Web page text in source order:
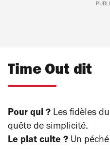
Time Out dit
Pour qui ? Les fidèles
quête de simplicité.
Le plat culte ? Un